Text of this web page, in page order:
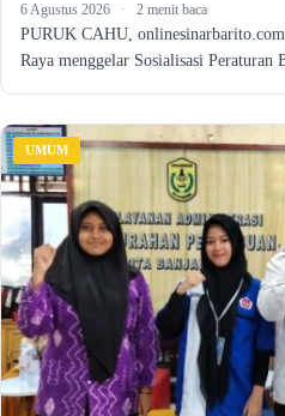
6 Agustus 2026 · 2 menit baca
PURUK CAHU,
Raya menggelar Sosialisasi
UMUM